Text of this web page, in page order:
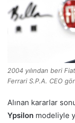
2004 yılından beri
Ferrari S.P.A. CEO
Alınan kararlar
Ypsilon modeliyle